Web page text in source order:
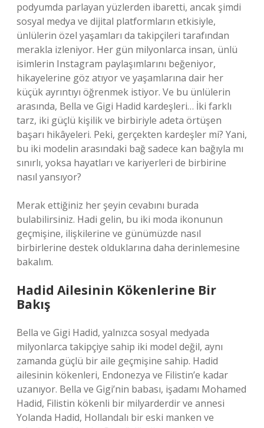
podyumda parlayan yüzlerden ibaretti, ancak şimdi
sosyal medya ve dijital platformların etkisiyle,
ünlülerin özel yaşamları da takipçileri tarafından
merakla izleniyor. Her gün milyonlarca insan, ünlü
isimlerin Instagram paylaşımlarını beğeniyor,
hikayelerine göz atıyor ve yaşamlarına dair her
küçük ayrıntıyı öğrenmek istiyor. Ve bu ünlülerin
arasında, Bella ve Gigi Hadid kardeşleri… İki farklı
tarz, iki güçlü kişilik ve birbiriyle adeta örtüşen
başarı hikâyeleri. Peki, gerçekten kardeşler mi? Yani,
bu iki modelin arasındaki bağ sadece kan bağıyla mı
sınırlı, yoksa hayatları ve kariyerleri de birbirine
nasıl yansıyor?
Merak ettiğiniz her şeyin cevabını burada
bulabilirsiniz. Hadi gelin, bu iki moda ikonunun
geçmişine, ilişkilerine ve günümüzde nasıl
birbirlerine destek olduklarına daha derinlemesine
bakalım.
Hadid Ailesinin Kökenlerine Bir
Bakış
Bella ve Gigi Hadid, yalnızca sosyal medyada
milyonlarca takipçiye sahip iki model değil, aynı
zamanda güçlü bir aile geçmişine sahip. Hadid
ailesinin kökenleri, Endonezya ve Filistin’e kadar
uzanıyor. Bella ve Gigi’nin babası, işadamı Mohamed
Hadid, Filistin kökenli bir milyarderdir ve annesi
Yolanda Hadid, Hollandalı bir eski manken ve